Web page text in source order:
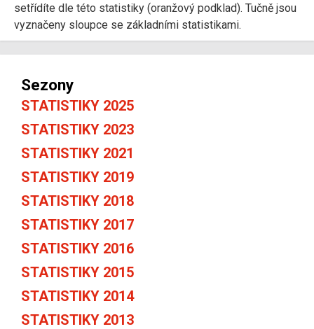
setřídíte dle této statistiky (oranžový podklad). Tučně jsou
vyznačeny sloupce se základními statistikami.
Sezony
STATISTIKY 2025
STATISTIKY 2023
STATISTIKY 2021
STATISTIKY 2019
STATISTIKY 2018
STATISTIKY 2017
STATISTIKY 2016
STATISTIKY 2015
STATISTIKY 2014
STATISTIKY 2013